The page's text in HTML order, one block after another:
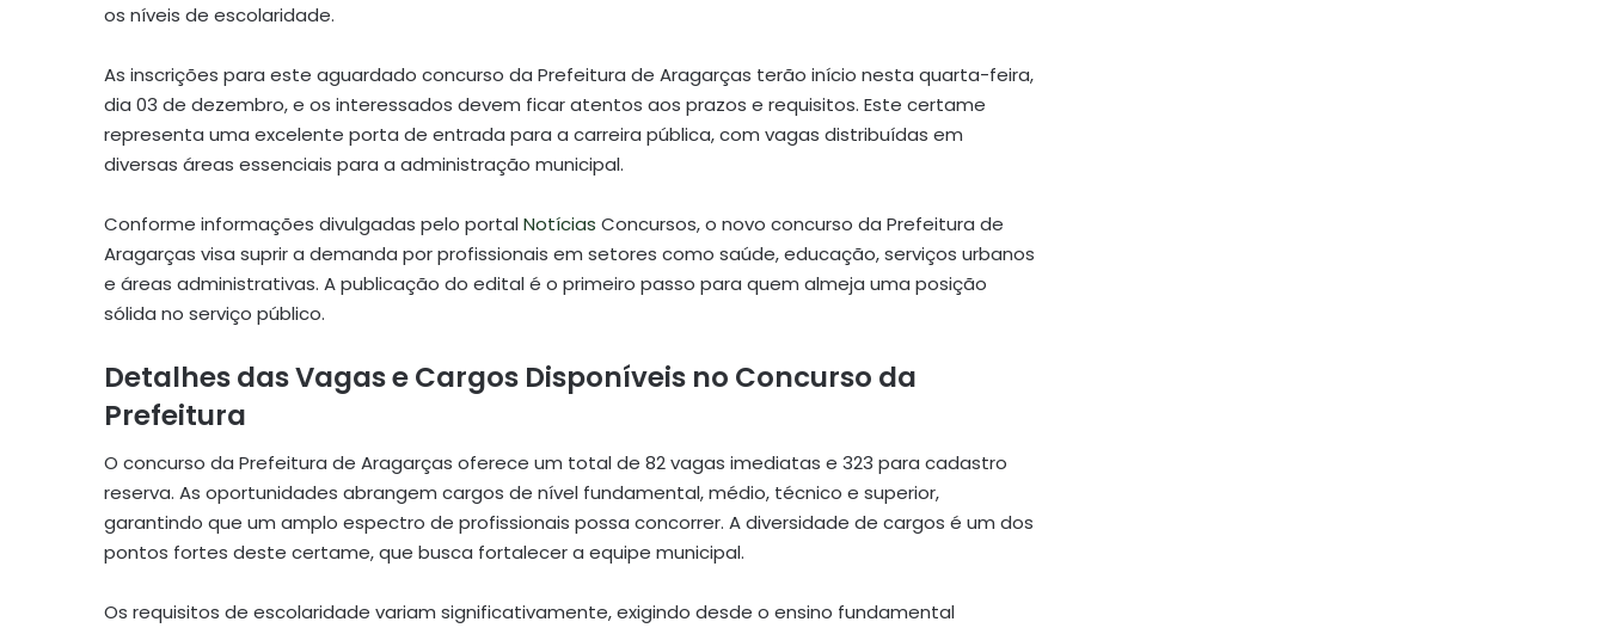
os níveis de escolaridade.
As inscrições para este aguardado concurso da Prefeitura de Aragarças terão início nesta quarta-feira,
dia 03 de dezembro, e os interessados devem ficar atentos aos prazos e requisitos. Este certame
representa uma excelente porta de entrada para a carreira pública, com vagas distribuídas em
diversas áreas essenciais para a administração municipal.
Conforme informações divulgadas pelo portal Notícias Concursos, o novo concurso da Prefeitura de
Aragarças visa suprir a demanda por profissionais em setores como saúde, educação, serviços urbanos
e áreas administrativas. A publicação do edital é o primeiro passo para quem almeja uma posição
sólida no serviço público.
Detalhes das Vagas e Cargos Disponíveis no Concurso da
Prefeitura
O concurso da Prefeitura de Aragarças oferece um total de 82 vagas imediatas e 323 para cadastro
reserva. As oportunidades abrangem cargos de nível fundamental, médio, técnico e superior,
garantindo que um amplo espectro de profissionais possa concorrer. A diversidade de cargos é um dos
pontos fortes deste certame, que busca fortalecer a equipe municipal.
Os requisitos de escolaridade variam significativamente, exigindo desde o ensino fundamental